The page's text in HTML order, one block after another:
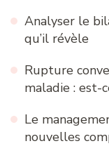
Analyser le
qu’il révèle
Rupture
maladie : est-
Le
nouvelles